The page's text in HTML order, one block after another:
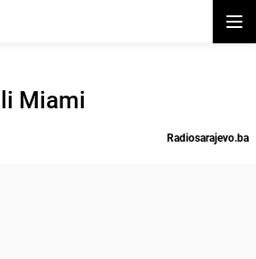
Miami
Radiosarajevo.ba